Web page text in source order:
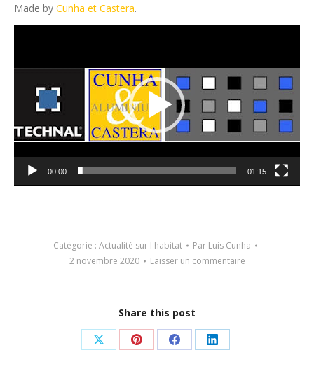
Made by Cunha et Castera.
00:00 01:15
Catégorie : Actualité sur l'habitat Par Luis Cunha
2 novembre 2020
Laisser un commentaire
Share this post
PartagerPartagerPartagerPartager